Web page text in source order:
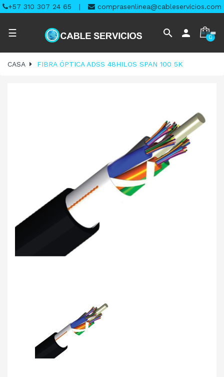
+57 310 307 24 65 | comprasenlinea@cableservicios.com
Navegación
palanca
☰ search person 0
CASA FIBRA ÓPTICA ADSS 48HILOS SPAN 100 5K